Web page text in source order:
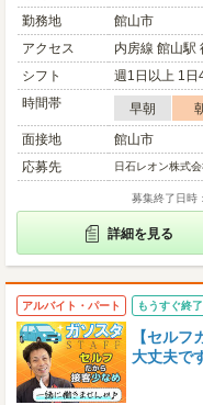
勤務地
館山市
アクセス
内房線 館山駅
シフト
週1日以上 1日
時間帯
早朝
面接地
館山市
応募先
日石レオン株式
募集終了日時
詳細を見る
アルバイト・パート もうすぐ終了
【セル
大丈夫で